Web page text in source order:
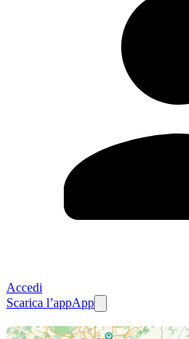
Accedi
Scarica l’appApp